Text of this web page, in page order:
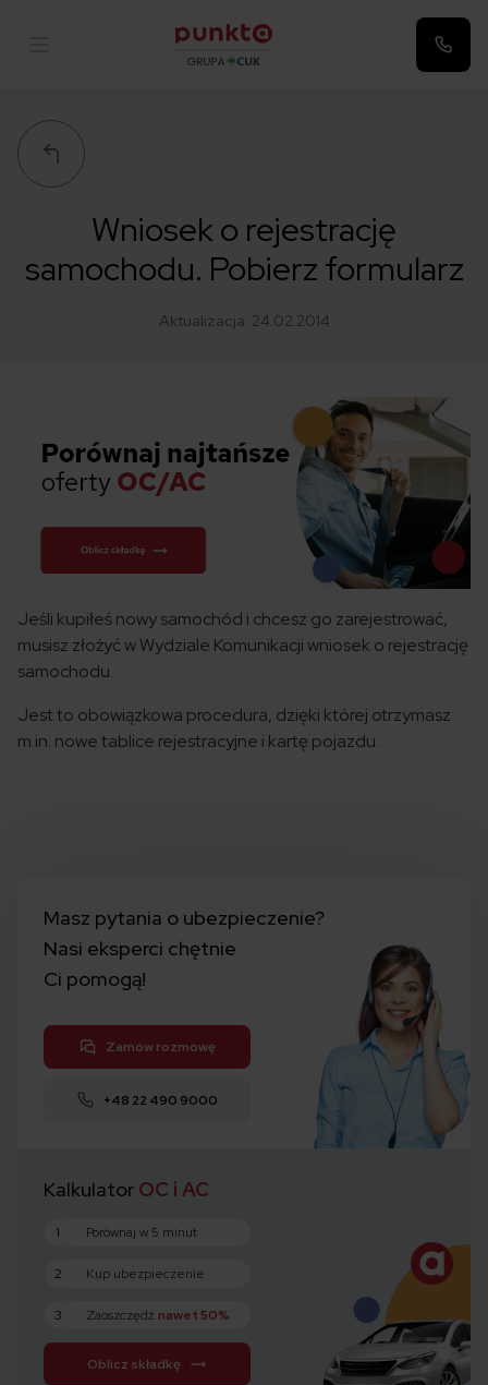
Wniosek o rejestrację
samochodu. Pobierz formularz
Aktualizacja: 24.02.2014
Jeśli kupiłeś nowy samochód i chcesz go zarejestrować,
musisz złożyć w Wydziale Komunikacji wniosek o rejestrację
samochodu.
Jest to obowiązkowa procedura, dzięki której otrzymasz
m.in. nowe tablice rejestracyjne i kartę pojazdu.
Masz pytania o ubezpieczenie?
Nasi eksperci chętnie
Ci pomogą!
Zamów rozmowę
+48 22 490 9000
Kalkulator OC i AC
1 Porównaj w 5 minut
2 Kup ubezpieczenie
3 Zaoszczędź nawet 50%
Oblicz składkę